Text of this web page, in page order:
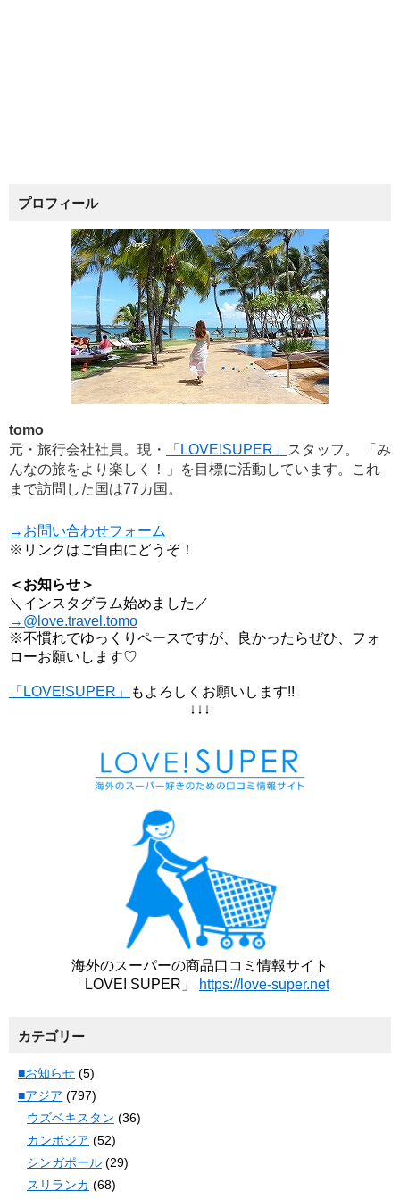
プロフィール
tomo
元・旅行会社社員。現・
「LOVE!SUPER」 スタッフ。 「み
んなの旅をより楽しく！」を目標に活動しています。これ
まで訪問した国は77カ国。
→お問い合わせフォーム
※リンクはご自由にどうぞ！
＜お知らせ＞
＼インスタグラム始めました／
→@love.travel.tomo
※不慣れでゆっくりペースですが、良かったらぜひ、フォ
ローお願いします♡
「LOVE!SUPER」
もよろしくお願いします!!
↓↓↓
海外のスーパーの商品口コミ情報サイト
「LOVE! SUPER」
https://love-super.net
カテゴリー
■お知らせ (5)
■アジア (797)
ウズベキスタン (36)
カンボジア (52)
シンガポール (29)
スリランカ (68)